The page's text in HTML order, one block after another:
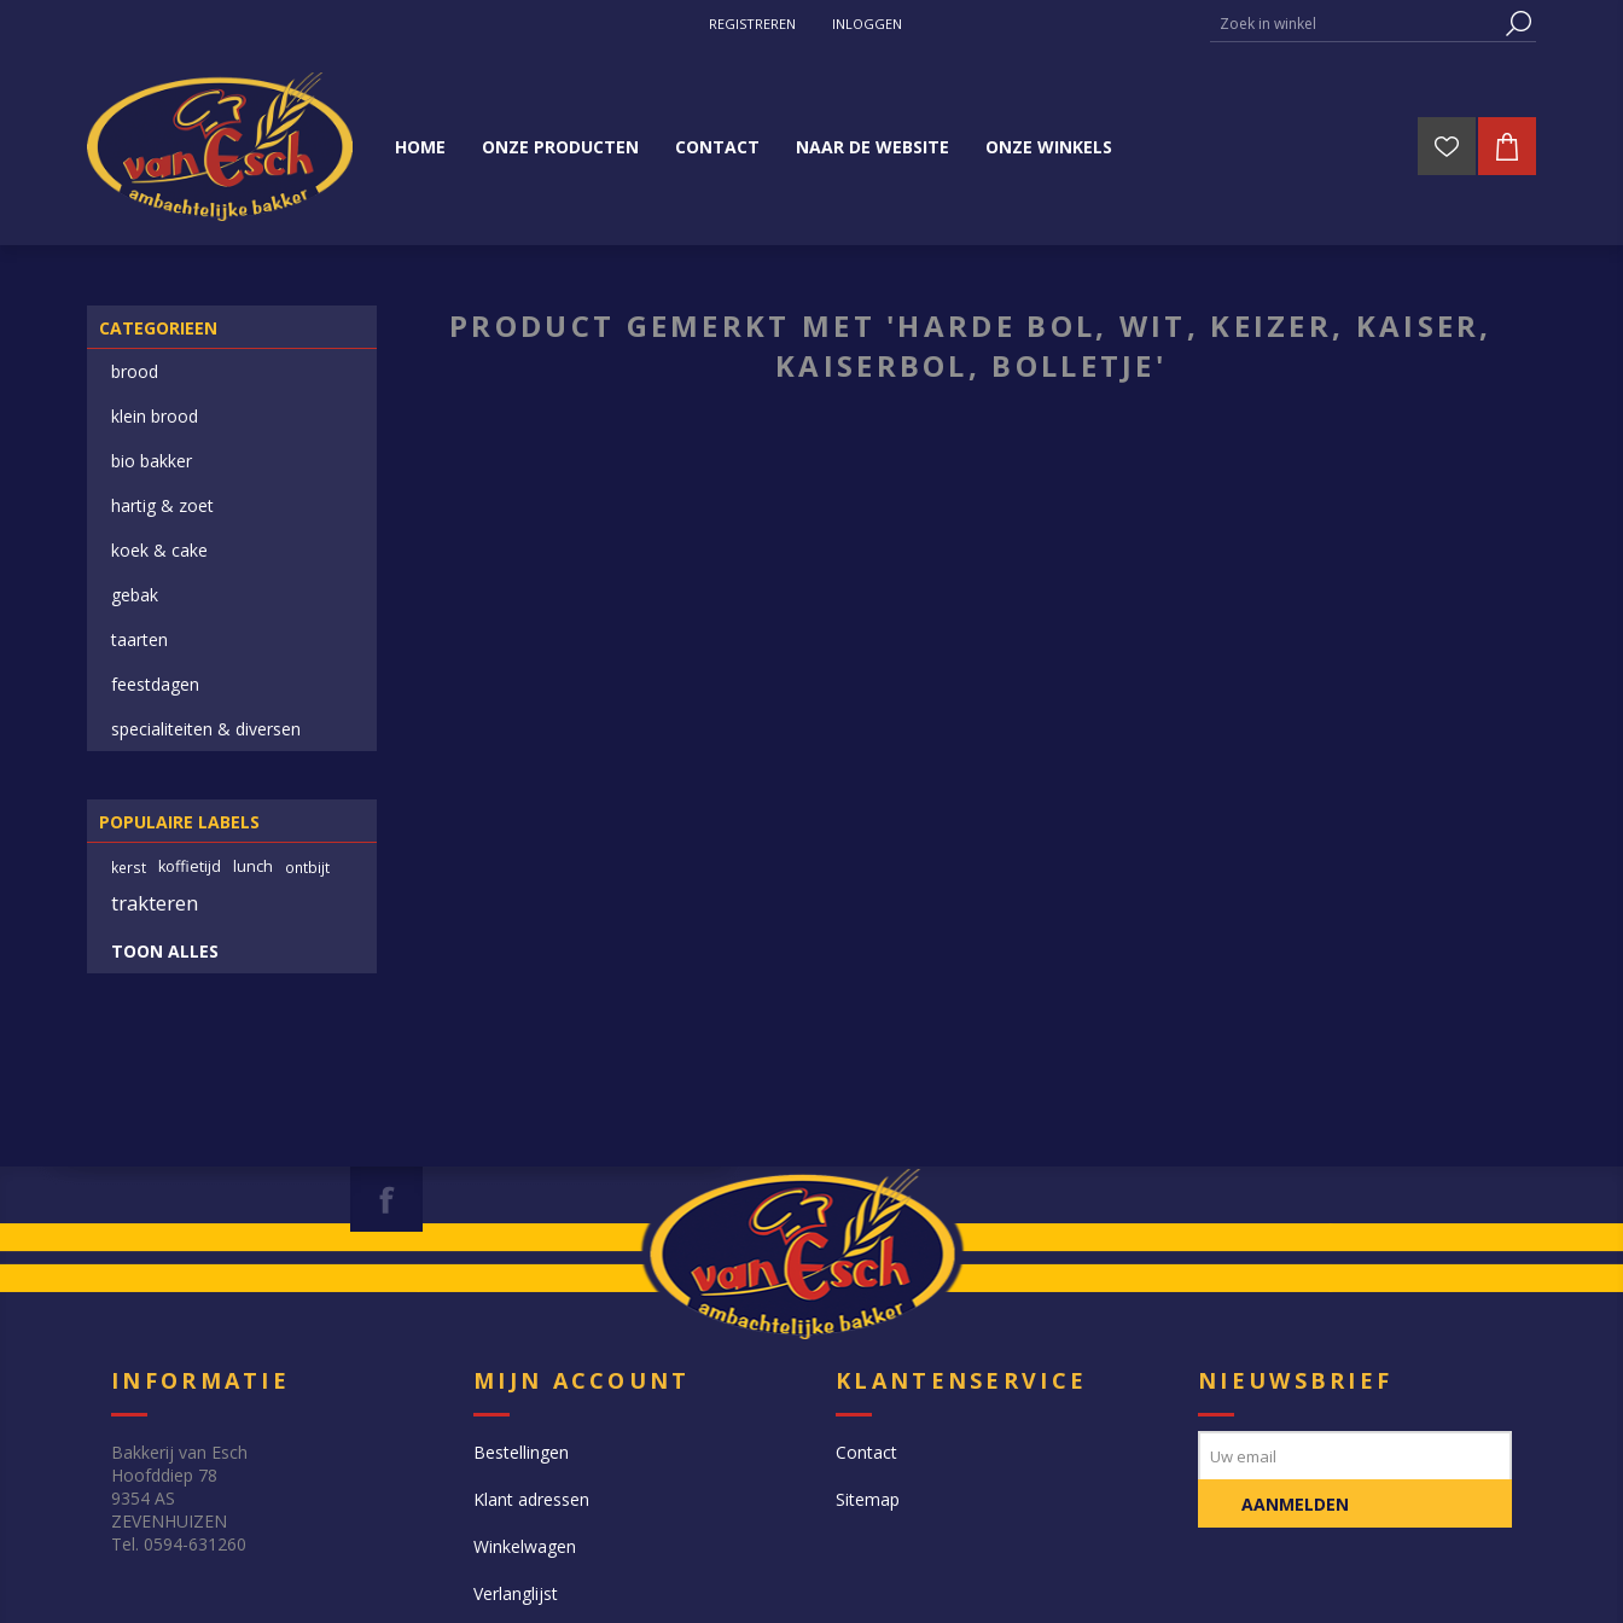
REGISTREREN INLOGGEN
HOME ONZE PRODUCTEN CONTACT NAAR DE WEBSITE ONZE WINKELS
PRODUCT GEMERKT MET 'HARDE BOL, WIT, KEIZER, KAISER,
KAISERBOL, BOLLETJE'
CATEGORIEEN
brood
klein brood
bio bakker
hartig & zoet
koek & cake
gebak
taarten
feestdagen
specialiteiten & diversen
POPULAIRE LABELS
kerst koffietijd lunch ontbijt
trakteren
TOON ALLES
INFORMATIE
Bakkerij van Esch
Hoofddiep 78
9354 AS
ZEVENHUIZEN
Tel. 0594-631260
MIJN ACCOUNT
Bestellingen
Klant adressen
Winkelwagen
Verlanglijst
KLANTENSERVICE
Contact
Sitemap
NIEUWSBRIEF